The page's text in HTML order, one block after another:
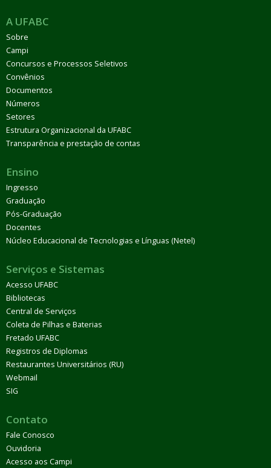
A UFABC
Sobre
Campi
Concursos e Processos Seletivos
Convênios
Documentos
Números
Setores
Estrutura Organizacional da UFABC
Transparência e prestação de contas
Ensino
Ingresso
Graduação
Pós-Graduação
Docentes
Núcleo Educacional de Tecnologias e Línguas (Netel)
Serviços e Sistemas
Acesso UFABC
Bibliotecas
Central de Serviços
Coleta de Pilhas e Baterias
Fretado UFABC
Registros de Diplomas
Restaurantes Universitários (RU)
Webmail
SIG
Contato
Fale Conosco
Ouvidoria
Acesso aos Campi